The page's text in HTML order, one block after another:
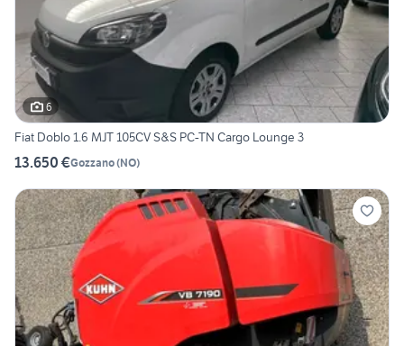
6
Fiat Doblo 1.6 MJT 105CV S&S PC-TN Cargo Lounge 3
13.650 €Gozzano(NO)